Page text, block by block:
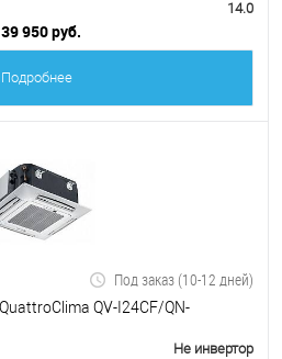
14.0
950 руб.
Подробнее
Под заказ (10-12 дней)
QV-I24CF/QN-
Не инвертор